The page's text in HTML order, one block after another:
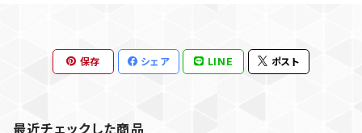
保存 シェア LINE ポスト
最近チェックした商品